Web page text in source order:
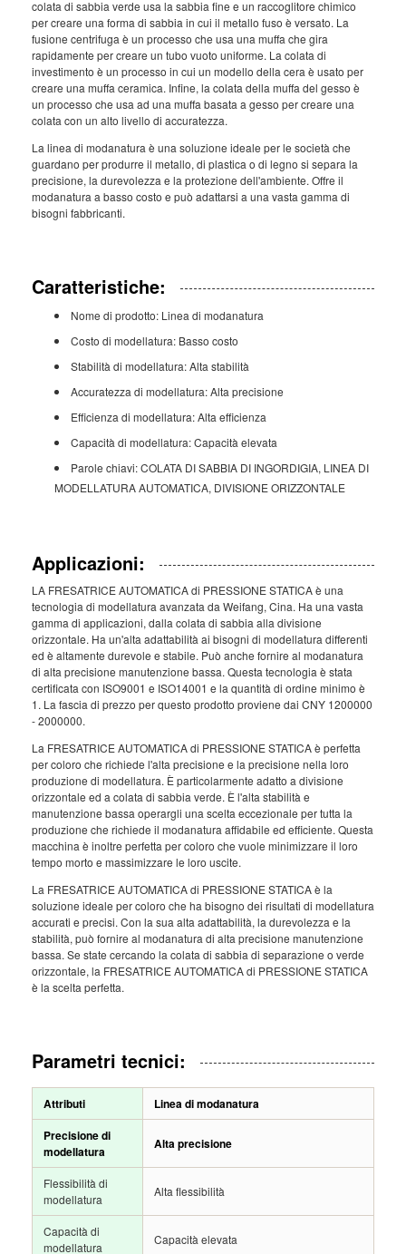
colata di sabbia verde usa la sabbia fine e un raccoglitore chimico
per creare una forma di sabbia in cui il metallo fuso è versato. La
fusione centrifuga è un processo che usa una muffa che gira
rapidamente per creare un tubo vuoto uniforme. La colata di
investimento è un processo in cui un modello della cera è usato per
creare una muffa ceramica. Infine, la colata della muffa del gesso è
un processo che usa ad una muffa basata a gesso per creare una
colata con un alto livello di accuratezza.
La linea di modanatura è una soluzione ideale per le società che
guardano per produrre il metallo, di plastica o di legno si separa la
precisione, la durevolezza e la protezione dell'ambiente. Offre il
modanatura a basso costo e può adattarsi a una vasta gamma di
bisogni fabbricanti.
Caratteristiche:
Nome di prodotto: Linea di modanatura
Costo di modellatura: Basso costo
Stabilità di modellatura: Alta stabilità
Accuratezza di modellatura: Alta precisione
Efficienza di modellatura: Alta efficienza
Capacità di modellatura: Capacità elevata
Parole chiavi: COLATA DI SABBIA DI INGORDIGIA, LINEA DI
MODELLATURA AUTOMATICA, DIVISIONE ORIZZONTALE
Applicazioni:
LA FRESATRICE AUTOMATICA di PRESSIONE STATICA è una
tecnologia di modellatura avanzata da Weifang, Cina. Ha una vasta
gamma di applicazioni, dalla colata di sabbia alla divisione
orizzontale. Ha un'alta adattabilità ai bisogni di modellatura differenti
ed è altamente durevole e stabile. Può anche fornire al modanatura
di alta precisione manutenzione bassa. Questa tecnologia è stata
certificata con ISO9001 e ISO14001 e la quantità di ordine minimo è
1. La fascia di prezzo per questo prodotto proviene dai CNY 1200000
- 2000000.
La FRESATRICE AUTOMATICA di PRESSIONE STATICA è perfetta
per coloro che richiede l'alta precisione e la precisione nella loro
produzione di modellatura. È particolarmente adatto a divisione
orizzontale ed a colata di sabbia verde. È l'alta stabilità e
manutenzione bassa operargli una scelta eccezionale per tutta la
produzione che richiede il modanatura affidabile ed efficiente. Questa
macchina è inoltre perfetta per coloro che vuole minimizzare il loro
tempo morto e massimizzare le loro uscite.
La FRESATRICE AUTOMATICA di PRESSIONE STATICA è la
soluzione ideale per coloro che ha bisogno dei risultati di modellatura
accurati e precisi. Con la sua alta adattabilità, la durevolezza e la
stabilità, può fornire al modanatura di alta precisione manutenzione
bassa. Se state cercando la colata di sabbia di separazione o verde
orizzontale, la FRESATRICE AUTOMATICA di PRESSIONE STATICA
è la scelta perfetta.
Parametri tecnici:
Attributi
Linea di modanatura
Precisione di
modellatura
Alta precisione
Flessibilità di
modellatura
Alta flessibilità
Capacità di
modellatura
Capacità elevata